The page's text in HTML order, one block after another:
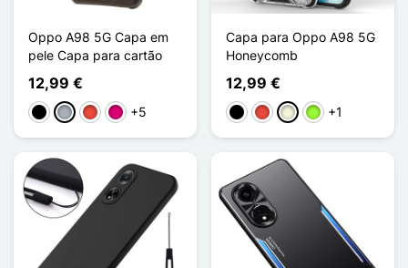
Oppo A98 5G Capa em
pele Capa para cartão
12,99 €
PretoCinzentoVermelho
Magenta
+5
Capa para Oppo A98 5G
Honeycomb
12,99 €
PretoVermelho
BegeVerde maçã
+1